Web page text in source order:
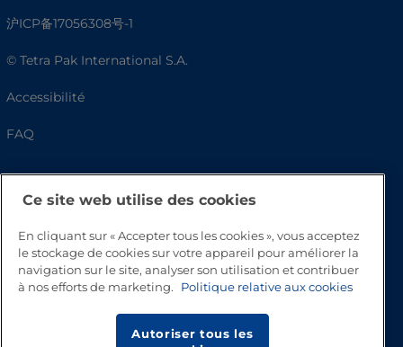
沪ICP备17056308号-1
© Tetra Pak International S.A.
Accessibilité
FAQ
Ce site web utilise des cookies
En cliquant sur « Accepter tous les cookies », vous acceptez
le stockage de cookies sur votre appareil pour améliorer la
navigation sur le site, analyser son utilisation et contribuer
à nos efforts de marketing.
Politique relative aux cookies
Autoriser tous les